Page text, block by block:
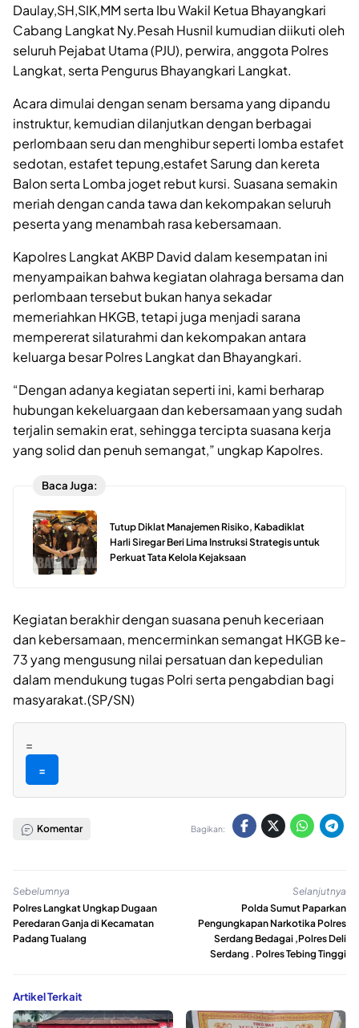
Daulay,SH,SIK,MM serta Ibu Wakil Ketua Bhayangkari
Cabang Langkat Ny.Pesah Husnil kumudian diikuti oleh
seluruh Pejabat Utama (PJU), perwira, anggota Polres
Langkat, serta Pengurus Bhayangkari Langkat.
Acara dimulai dengan senam bersama yang dipandu
instruktur, kemudian dilanjutkan dengan berbagai
perlombaan seru dan menghibur seperti lomba estafet
sedotan, estafet tepung,estafet Sarung dan kereta
Balon serta Lomba joget rebut kursi. Suasana semakin
meriah dengan canda tawa dan kekompakan seluruh
peserta yang menambah rasa kebersamaan.
Kapolres Langkat AKBP David dalam kesempatan ini
menyampaikan bahwa kegiatan olahraga bersama dan
perlombaan tersebut bukan hanya sekadar
memeriahkan HKGB, tetapi juga menjadi sarana
mempererat silaturahmi dan kekompakan antara
keluarga besar Polres Langkat dan Bhayangkari.
“Dengan adanya kegiatan seperti ini, kami berharap
hubungan kekeluargaan dan kebersamaan yang sudah
terjalin semakin erat, sehingga tercipta suasana kerja
yang solid dan penuh semangat,” ungkap Kapolres.
Baca Juga:
Tutup Diklat Manajemen Risiko, Kabadiklat
Harli Siregar Beri Lima Instruksi Strategis untuk
Perkuat Tata Kelola Kejaksaan
Kegiatan berakhir dengan suasana penuh keceriaan
dan kebersamaan, mencerminkan semangat HKGB ke-
73 yang mengusung nilai persatuan dan kepedulian
dalam mendukung tugas Polri serta pengabdian bagi
masyarakat.(SP/SN)
=
=
Komentar Bagikan:
Sebelumnya
Polres Langkat Ungkap Dugaan
Peredaran Ganja di Kecamatan
Padang Tualang
Selanjutnya
Polda Sumut Paparkan
Pengungkapan Narkotika Polres
Serdang Bedagai ,Polres Deli
Serdang . Polres Tebing Tinggi
Artikel Terkait